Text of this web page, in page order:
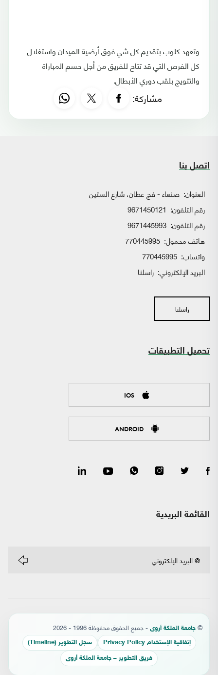
وتعهد كلوب بتقديم كل شي فوق أرضية الميدان واستغلال
كل الفرص التي قد تتاح للفريق من أجل حسم المباراة
والتتويج بلقب دوري الأبطال.
مشاركة:
اتصل بنا
العنوان: صنعاء - فج عطان، شارع الستين
رقم التلفون: 9671450121
رقم التلفون: 9671445993
هاتف محمول: 770445995
واتساب:
البريد الإلكتروني: راسلنا
راسلنا
تحميل التطبيقات
IOS
ANDROID
القائمة البريدية
© جامعة الملكة أروى - جميع الحقوق محفوظة 1996 - 2026
إتفاقية الإستخدام Privacy Policy سجل التطوير (Timeline)
فريق التطوير – جامعة الملكة أروى